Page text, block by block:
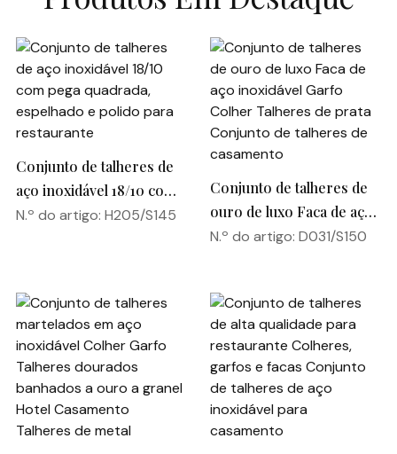
Conjunto de talheres de
aço inoxidável 18/10 com
pega quadrada, espelhado
N.º do artigo: H205/S145
Conjunto de talheres de
ouro de luxo Faca de aço
inoxidável Garfo Colher
casamento
N.º do artigo: D031/S150